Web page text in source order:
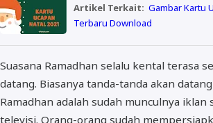
Artikel Terkait: Gambar Kartu
Terbaru Download
Suasana Ramadhan selalu kental terasa
datang. Biasanya tanda-tanda akan
Ramadhan adalah sudah munculnya
televisi. Orang-orang sudah